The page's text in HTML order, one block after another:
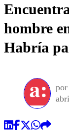
hombre
Habría
por